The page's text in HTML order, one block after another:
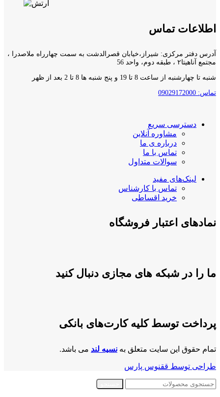
اطلاعات تماس
آدرس دفتر مرکزی: شیراز،خیابان قصرالدشت به سمت چهارراه ملاصدرا ،
مجتمع آناهیتا۲ ، طبقه دوم، واحد 56
شنبه تا چهارشنبه از ساعت 8 تا 19 و پنج شنبه ها 8 تا 2 بعد از ظهر
تماس: 09029172000
دسترسی سریع
مشاوره آنلاین
درباره ی ما
تماس با ما
سوالات متداول
لینک‌های مفید
تماس با کارشناس
خرید اقساطی
نمادهای اعتبار فروشگاه
ما را در شبکه های مجازی دنبال کنید
پرداخت توسط کلیه کارت‌های بانکی
تمام حقوق این سایت متعلق به نسیه لند می باشد.
طراحی توسط ققنوس پارس